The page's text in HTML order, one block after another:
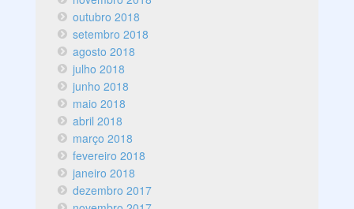
outubro 2018
setembro 2018
agosto 2018
julho 2018
junho 2018
maio 2018
abril 2018
março 2018
fevereiro 2018
janeiro 2018
dezembro 2017